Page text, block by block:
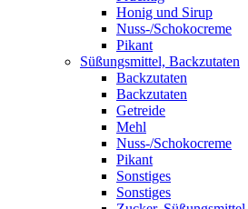
Honig und Sirup
Nuss-/Schokocreme
Pikant
Süßungsmittel, Backzutaten
Backzutaten
Backzutaten
Getreide
Mehl
Nuss-/Schokocreme
Pikant
Sonstiges
Sonstiges